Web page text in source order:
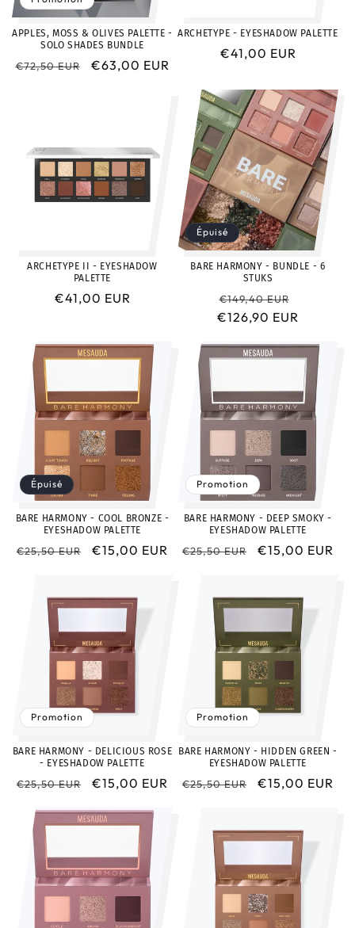
o
n
:
APPLES, MOSS & OLIVES PALETTE -
SOLO SHADES BUNDLE
Prix
€72,50 EUR
Prix
€63,00 EUR
ARCHETYPE - EYESHADOW PALETTE
Prix
€41,00 EUR
ARCHETYPE II - EYESHADOW
PALETTE
Prix
€41,00 EUR
Épuisé
BARE HARMONY - BUNDLE - 6
STUKS
Prix
habituel
€149,40 EUR
€126,90 EUR
Épuisé
BARE HARMONY - COOL BRONZE -
EYESHADOW PALETTE
Prix
€25,50 EUR
Prix
€15,00 EUR
Promotion
BARE HARMONY - DEEP SMOKY -
EYESHADOW PALETTE
Prix
€25,50 EUR
Prix
€15,00 EUR
Promotion
BARE HARMONY - DELICIOUS ROSE
- EYESHADOW PALETTE
Prix
€25,50 EUR
Prix
€15,00 EUR
Promotion
BARE HARMONY - HIDDEN GREEN -
EYESHADOW PALETTE
Prix
€25,50 EUR
Prix
€15,00 EUR